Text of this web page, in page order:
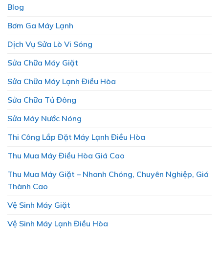
Blog
Bơm Ga Máy Lạnh
Dịch Vụ Sửa Lò Vi Sóng
Sửa Chữa Máy Giặt
Sửa Chữa Máy Lạnh Điều Hòa
Sửa Chữa Tủ Đông
Sửa Máy Nước Nóng
Thi Công Lắp Đặt Máy Lạnh Điều Hòa
Thu Mua Máy Điều Hòa Giá Cao
Thu Mua Máy Giặt – Nhanh Chóng, Chuyên Nghiệp, Giá
Thành Cao
Vệ Sinh Máy Giặt
Vệ Sinh Máy Lạnh Điều Hòa